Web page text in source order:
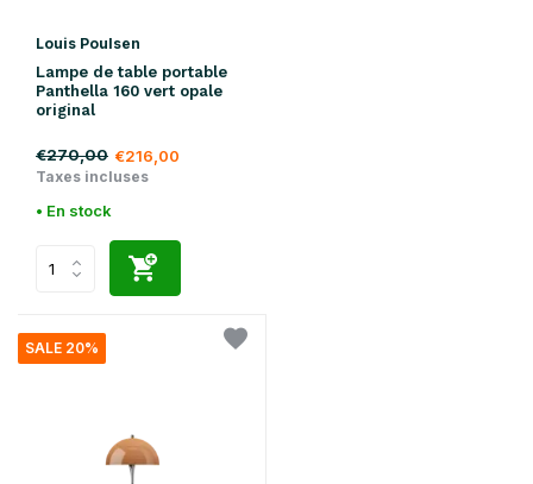
Louis Poulsen
Lampe de table portable
Panthella 160 vert opale
original
€270,00 €216,00
Taxes incluses
• En stock
SALE 20%